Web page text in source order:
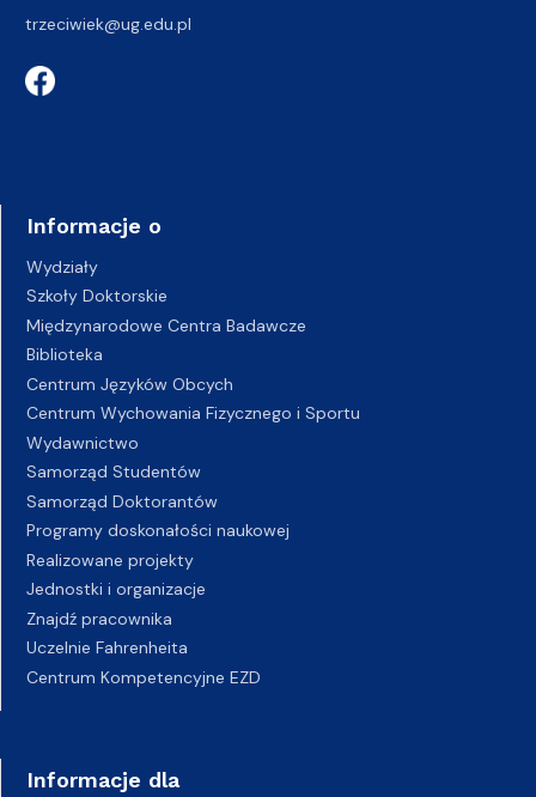
trzeciwiek@ug.edu.pl
Informacje o
Wydziały
Szkoły Doktorskie
Międzynarodowe Centra Badawcze
Biblioteka
Centrum Języków Obcych
Centrum Wychowania Fizycznego i Sportu
Wydawnictwo
Samorząd Studentów
Samorząd Doktorantów
Programy doskonałości naukowej
Realizowane projekty
Jednostki i organizacje
Znajdź pracownika
Uczelnie Fahrenheita
Centrum Kompetencyjne EZD
Informacje dla